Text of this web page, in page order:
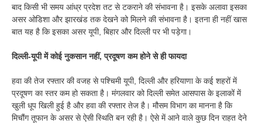
बाद किसी भी समय आंध्र प्रदेश तट से टकराने की संभावना है। इसके अलावा इसका
असर ओडिशा और झारखंड तक देखने को मिलने की संभावना है। इतना ही नहीं खास
बात यह है कि इसका असर यूपी, बिहार और दिल्ली पर भी पड़ेगा।
दिल्ली-यूपी में कोई नुकसान नहीं, प्रदूषण कम होने से ही फायदा
हवा की तेज रफ्तार की वजह से पश्चिमी यूपी, दिल्ली और हरियाणा के कई शहरों में
प्रदूषण का स्तर कम हो सकता है। मंगलवार को दिल्ली समेत आसपास के इलाकों में
खुली धूप खिली हुई है और हवा की रफ्तार तेज है। मौसम विभाग का मानना है कि
मिचौंग तूफान के असर से ऐसी स्थिति बन रही है। ऐसे में आने वाले कुछ दिन राहत देने